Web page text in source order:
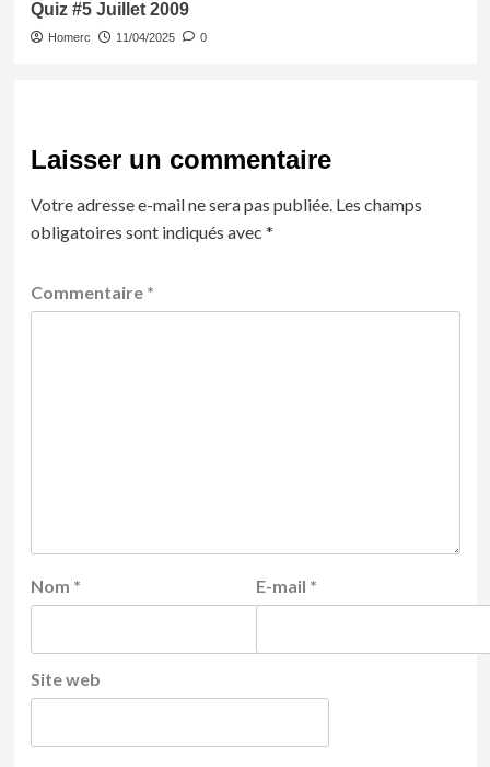
Quiz #5 Juillet 2009
Homerc 11/04/2025 0
Laisser un commentaire
Votre adresse e-mail ne sera pas publiée. Les champs
obligatoires sont indiqués avec *
Commentaire *
Nom * E-mail *
Site web